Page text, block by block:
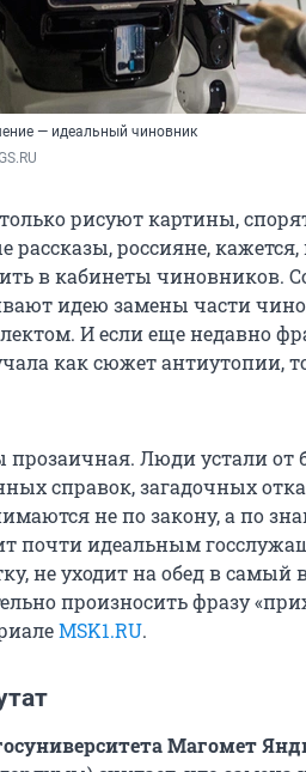
— идеальный чиновник
рисуют картины,
россияне,
в кабинеты чиновников.
идею замены части
И если еще недавно
как сюжет антиутопии,
Люди устали от
справок, загадочных
не по закону, а по
почти идеальным
не уходит на обед в
произносить фразу
MSK1.RU.
Магомет